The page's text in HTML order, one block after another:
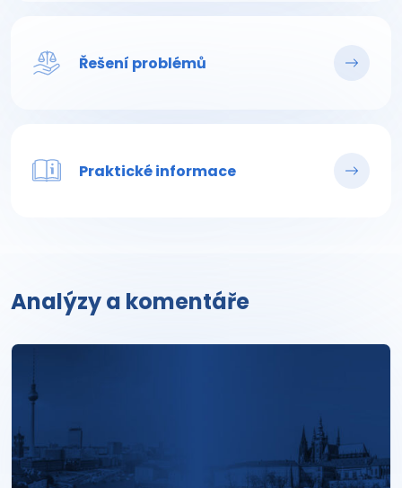
Řešení problémů
Praktické informace
Analýzy a komentáře